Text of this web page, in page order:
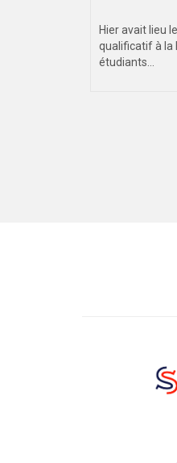
Hier avait lieu
qualificatif à la
étudiants...